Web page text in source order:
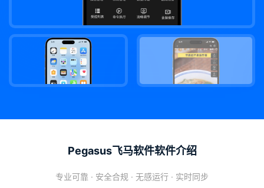
Pegasus飞马软件软件介绍
专业可靠 · 安全合规 · 无感运行 · 实时同步